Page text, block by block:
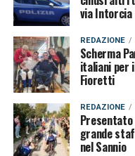
via Intorcia
REDAZIONE
Scherma
italiani per
Fioretti
REDAZIONE
grande
nel Sannio